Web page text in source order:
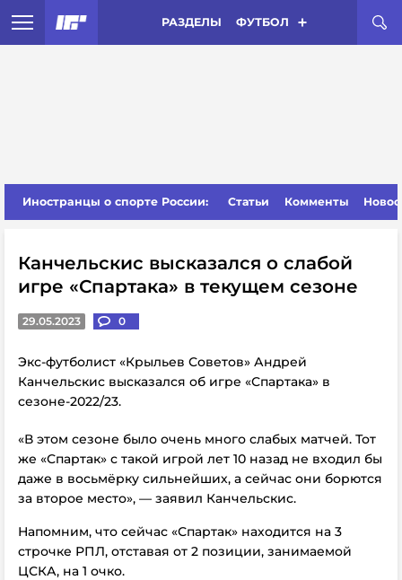
РАЗДЕЛЫ ФУТБОЛ
Иностранцы о спорте России: Статьи Комменты
Канчельскис высказался о слабой
игре «Спартака» в текущем сезоне
29.05.2023 0
Экс-футболист «Крыльев Советов» Андрей
Канчельскис высказался об игре «Спартака» в
сезоне-2022/23.
«В этом сезоне было очень много слабых матчей. Тот
же «Спартак» с такой игрой лет 10 назад не входил бы
даже в восьмёрку сильнейших, а сейчас они борются
за второе место», — заявил Канчельскис.
Напомним, что сейчас «Спартак» находится на 3
строчке РПЛ, отставая от 2 позиции, занимаемой
ЦСКА, на 1 очко.